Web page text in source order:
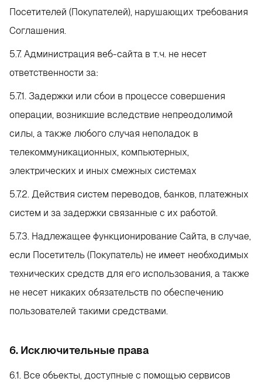
Посетителей (Покупателей), нарушающих требования
Соглашения.
5.7. Администрация веб-сайта в т.ч. не несет
ответственности за:
5.7.1. Задержки или сбои в процессе совершения
операции, возникшие вследствие непреодолимой
силы, а также любого случая неполадок в
телекоммуникационных, компьютерных,
электрических и иных смежных системах
5.7.2. Действия систем переводов, банков, платежных
систем и за задержки связанные с их работой.
5.7.3. Надлежащее функционирование Сайта, в случае,
если Посетитель (Покупатель) не имеет необходимых
технических средств для его использования, а также
не несет никаких обязательств по обеспечению
пользователей такими средствами.
6. Исключительные права
6.1. Все объекты, доступные с помощью сервисов